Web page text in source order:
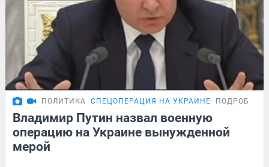
ПОЛИТИКА СПЕЦОПЕРАЦИЯ НА УКРАИНЕ
Владимир Путин назвал военную
операцию на Украине вынужденной
мерой